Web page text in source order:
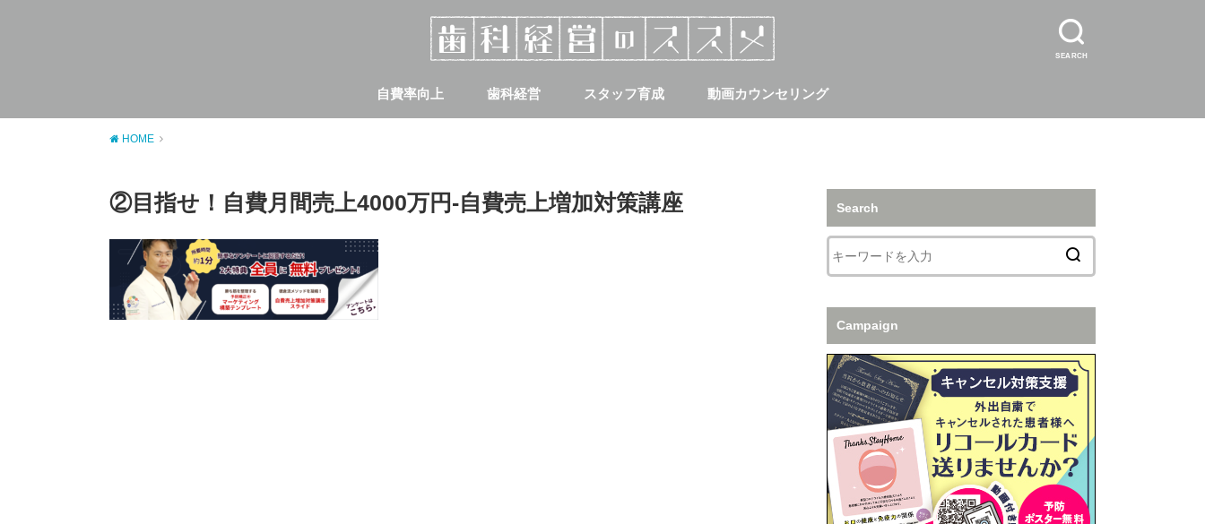
SEARCH
自費率向上 歯科経営 スタッフ育成 動画カウンセリング
HOME
②目指せ！自費月間売上4000万円-自費売上増加対策講座 Search
Campaign